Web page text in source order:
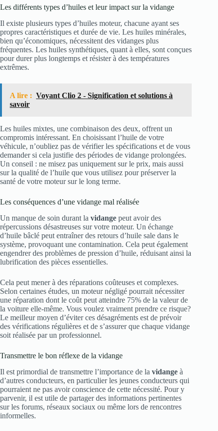
Les différents types d’huiles et leur impact sur la vidange
Il existe plusieurs types d’huiles moteur, chacune ayant ses
propres caractéristiques et durée de vie. Les huiles minérales,
bien qu’économiques, nécessitent des vidanges plus
fréquentes. Les huiles synthétiques, quant à elles, sont conçues
pour durer plus longtemps et résister à des températures
extrêmes.
A lire : Voyant Clio 2 - Signification et solutions à
savoir
Les huiles mixtes, une combinaison des deux, offrent un
compromis intéressant. En choisissant l’huile de votre
véhicule, n’oubliez pas de vérifier les spécifications et de vous
demander si cela justifie des périodes de vidange prolongées.
Un conseil : ne misez pas uniquement sur le prix, mais aussi
sur la qualité de l’huile que vous utilisez pour préserver la
santé de votre moteur sur le long terme.
Les conséquences d’une vidange mal réalisée
Un manque de soin durant la vidange peut avoir des
répercussions désastreuses sur votre moteur. Un échange
d’huile bâclé peut entraîner des retours d’huile sale dans le
système, provoquant une contamination. Cela peut également
engendrer des problèmes de pression d’huile, réduisant ainsi la
lubrification des pièces essentielles.
Cela peut mener à des réparations coûteuses et complexes.
Selon certaines études, un moteur négligé pourrait nécessiter
une réparation dont le coût peut atteindre 75% de la valeur de
la voiture elle-même. Vous voulez vraiment prendre ce risque?
Le meilleur moyen d’éviter ces désagréments est de prévoir
des vérifications régulières et de s’assurer que chaque vidange
soit réalisée par un professionnel.
Transmettre le bon réflexe de la vidange
Il est primordial de transmettre l’importance de la vidange à
d’autres conducteurs, en particulier les jeunes conducteurs qui
pourraient ne pas avoir conscience de cette nécessité. Pour y
parvenir, il est utile de partager des informations pertinentes
sur les forums, réseaux sociaux ou même lors de rencontres
informelles.